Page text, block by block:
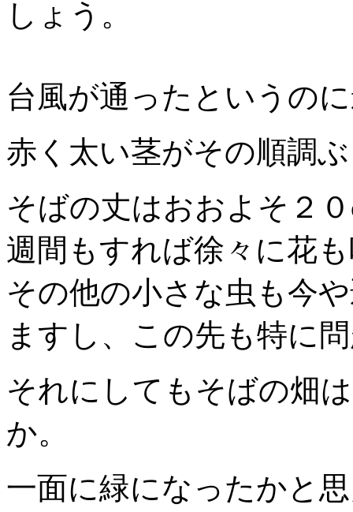
しょう。
台風が通ったというの
赤く太い茎がその順調
そばの丈はおおよそ２
週間もすれば徐々に花
その他の小さな虫も今
ますし、この先も特に
それにしてもそばの畑
か。
一面に緑になったかと